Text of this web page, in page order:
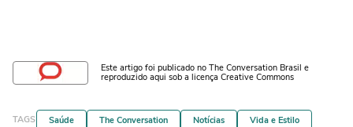
Este artigo foi publicado no The Conversation Brasil e
reproduzido aqui sob a licença Creative Commons
TAGS Saúde The Conversation Notícias Vida e Estilo